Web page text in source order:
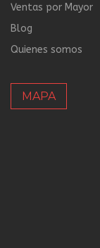
Ventas por Mayor
Blog
Quienes somos
MAPA